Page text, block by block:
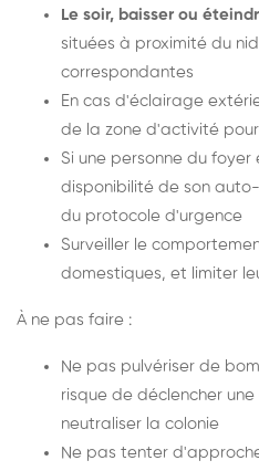
Le soir, baisser ou
situées à proximité du
correspondantes
En cas d'éclairage
de la zone d'activité
Si une personne du
disponibilité de son
du protocole d'urgence
Surveiller le
domestiques, et limiter
À ne pas faire :
Ne pas pulvériser de
risque de déclencher
neutraliser la colonie
Ne pas tenter